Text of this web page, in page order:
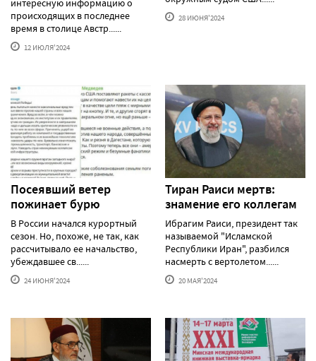
интересную информацию о
происходящих в последнее
время в столице Австр......
12 ИЮЛЯ'2024
28 ИЮНЯ'2024
Посеявший ветер
пожинает бурю
В России начался курортный
сезон. Но, похоже, не так, как
рассчитывало ее начальство,
убеждавшее св......
24 ИЮНЯ'2024
Тиран Раиси мертв:
знамение его коллегам
Ибрагим Раиси, президент так
называемой "Исламской
Республики Иран", разбился
насмерть с вертолетом......
20 МАЯ'2024